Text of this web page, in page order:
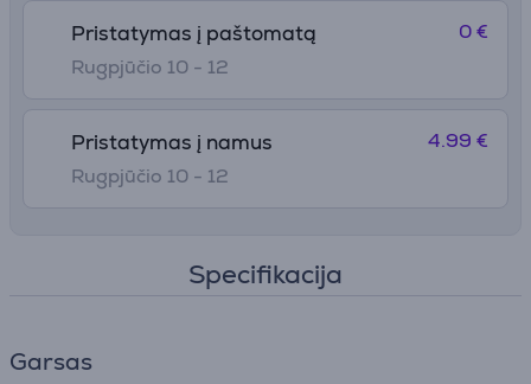
Pristatymas į paštomatą
Rugpjūčio 10 - 12
0 €
Pristatymas į namus
Rugpjūčio 10 - 12
4.99 €
Specifikacija
Garsas